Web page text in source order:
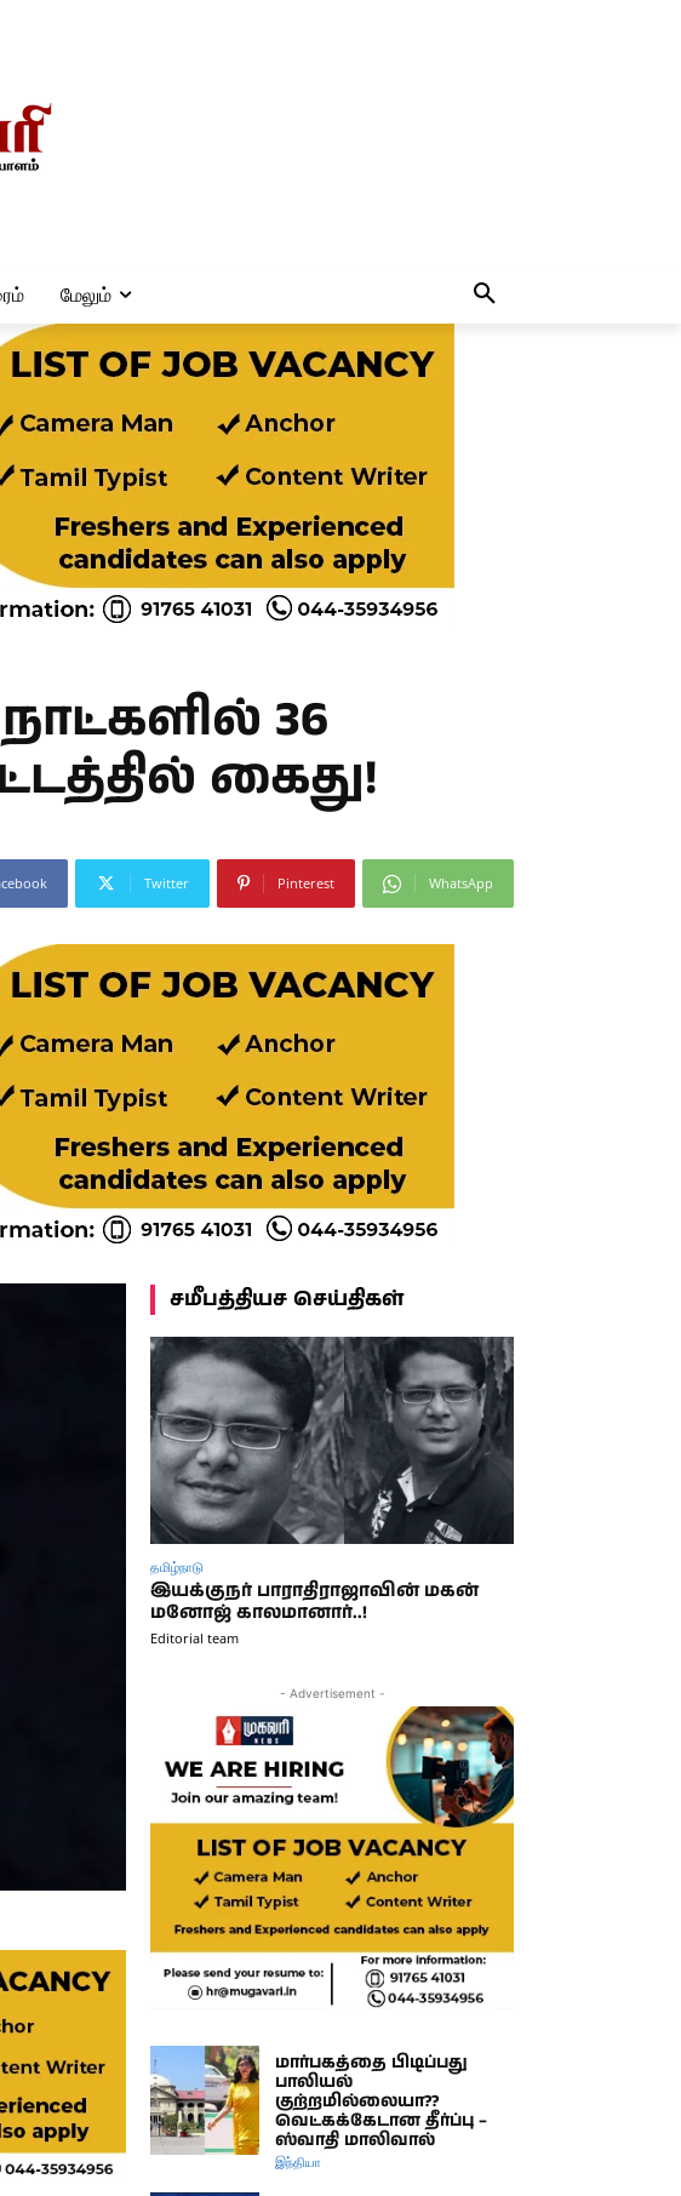
மேலும்
36
கைது!
Twitter Pinterest WhatsApp
சமீபத்தியச செய்திகள்
தமிழ்நாடு
இயக்குநர் பாராதிராஜாவின் மகன்
மனோஜ் காலமானார்..!
Editorial team
- Advertisement -
மார்பகத்தை பிடிப்பது
பாலியல்
குற்றமில்லையா??
வெட்கக்கேடான தீர்ப்பு –
ஸ்வாதி மாலிவால்
இந்தியா